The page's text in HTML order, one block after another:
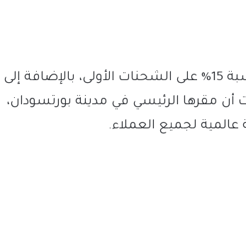
كما أعلنت الشركة عن تقديم تخفيض بنسبة 15% على الشحنات الأولى، بالإضافة إلى
أن مقرها الرئيسي في مدينة بورتسودان،
لجميع العملاء.